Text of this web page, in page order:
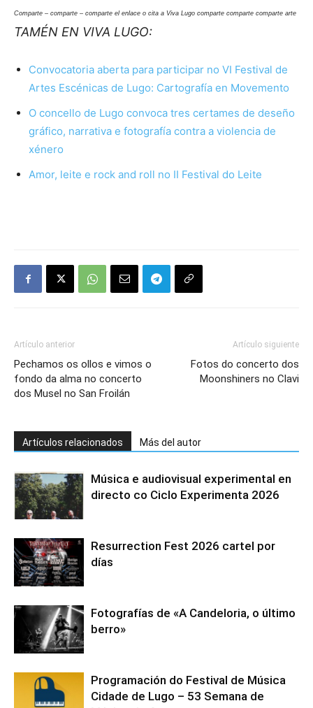
Comparte – comparte – comparte el enlace o cita a Viva Lugo comparte comparte comparte arte
TAMÉN EN VIVA LUGO:
Convocatoria aberta para participar no VI Festival de
Artes Escénicas de Lugo: Cartografía en Movemento
O concello de Lugo convoca tres certames de deseño
gráfico, narrativa e fotografía contra a violencia de
xénero
Amor, leite e rock and roll no II Festival do Leite
Artículo anterior
Pechamos os ollos e vimos o
fondo da alma no concerto
dos Musel no San Froilán
Artículo siguiente
Fotos do concerto dos
Moonshiners no Clavi
Artículos relacionados Más del autor
Música e audiovisual experimental en
directo co Ciclo Experimenta 2026
Resurrection Fest 2026 cartel por
días
Fotografías de «A Candeloria, o último
berro»
Programación do Festival de Música
Cidade de Lugo – 53 Semana de